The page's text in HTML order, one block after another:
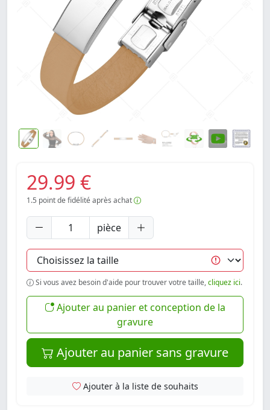
29.99 €
1.5 point de fidélité après achat
pièce
Si vous avez besoin d'aide pour trouver votre taille,cliquez ici.
Ajouter au panier et conception de la
gravure
Ajouter au panier sans gravure
Ajouter à la liste de souhaits